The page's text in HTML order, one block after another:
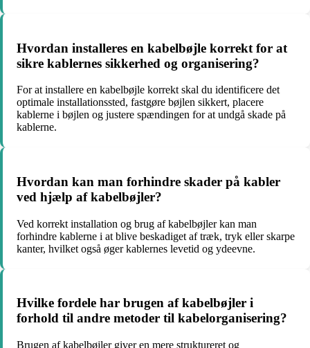
Hvordan installeres en kabelbøjle korrekt for at
sikre kablernes sikkerhed og organisering?
For at installere en kabelbøjle korrekt skal du identificere det
optimale installationssted, fastgøre bøjlen sikkert, placere
kablerne i bøjlen og justere spændingen for at undgå skade på
kablerne.
Hvordan kan man forhindre skader på kabler
ved hjælp af kabelbøjler?
Ved korrekt installation og brug af kabelbøjler kan man
forhindre kablerne i at blive beskadiget af træk, tryk eller skarpe
kanter, hvilket også øger kablernes levetid og ydeevne.
Hvilke fordele har brugen af kabelbøjler i
forhold til andre metoder til kabelorganisering?
Brugen af kabelbøjler giver en mere struktureret og